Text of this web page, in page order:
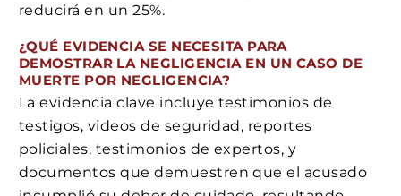
reducirá en un 25%.
¿QUÉ EVIDENCIA SE NECESITA PARA
DEMOSTRAR LA NEGLIGENCIA EN UN CASO DE
MUERTE POR NEGLIGENCIA?
La evidencia clave incluye testimonios de
testigos, videos de seguridad, reportes
policiales, testimonios de expertos, y
documentos que demuestren que el acusado